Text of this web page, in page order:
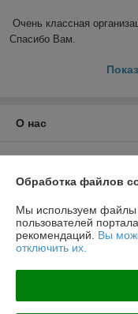
Очень классная
Спасибо Вам.
О нас
График работы
Полная версия сайта
Обработка файлов
Мы используем файлы
пользователей
рекомендаций. Вы
отключить их.